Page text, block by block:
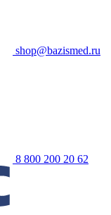
shop@bazismed.ru
8 800 200 20 62